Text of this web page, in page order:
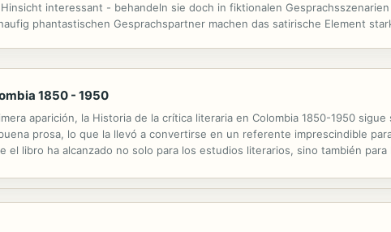
interessant - behandeln sie doch in fiktionalen
phantastischen Gesprachspartner machen das satirische Element
1850 - 1950
aparición, la Historia de la crítica literaria en Colombia 1850-1950
prosa, lo que la llevó a convertirse en un referente imprescindible
el libro ha alcanzado no solo para los estudios literarios, sino también